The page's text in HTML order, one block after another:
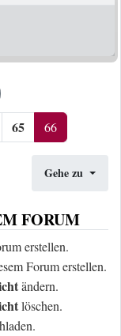
66
65 66
Gehe zu
FORUM
erstellen.
Forum erstellen.
ändern.
löschen.